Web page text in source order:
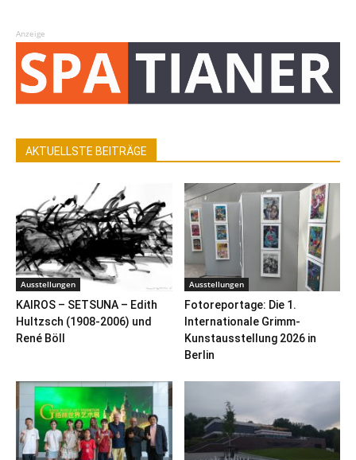
Anzeige
AKTUELLSTE BEITRÄGE
Ausstellungen
KAIROS – SETSUNA – Edith
Hultzsch (1908-2006) und
René Böll
Ausstellungen
Fotoreportage: Die 1.
Internationale Grimm-
Kunstausstellung 2026 in
Berlin